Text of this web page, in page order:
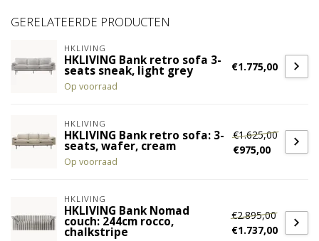
GERELATEERDE PRODUCTEN
HKLIVING
HKLIVING Bank retro sofa 3-
seats sneak, light grey
Op voorraad
€1.775,00
HKLIVING
HKLIVING Bank retro sofa: 3-
seats, wafer, cream
Op voorraad
€1.625,00
€975,00
HKLIVING
HKLIVING Bank Nomad
couch: 244cm rocco,
chalkstripe
€2.895,00
€1.737,00